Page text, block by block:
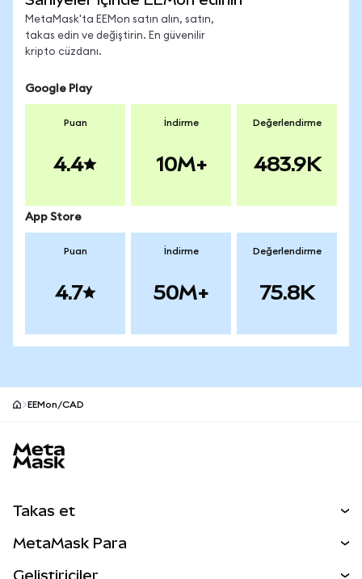
MetaMask'ta EEMon satın alın, satın,
takas edin ve değiştirin. En güvenilir
kripto cüzdanı.
Google Play
Puan
4.4
İndirme
10M+
Değerlendirme
483.9K
App Store
Puan
4.7
İndirme
50M+
Değerlendirme
75.8K
EEMon/CAD
Takas et
MetaMask Para
Geliştiriciler